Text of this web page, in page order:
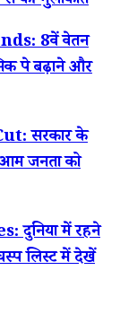
8वें वेतन
पे बढ़ाने और
सरकार के
जनता को
में रहने
लिस्ट में देखें